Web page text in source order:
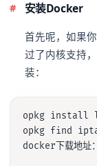
安装Docker
首先呢，如果
过了内核支持
装：
opkg install
opkg find
docker下载地